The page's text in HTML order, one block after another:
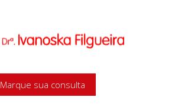
Marque sua consulta